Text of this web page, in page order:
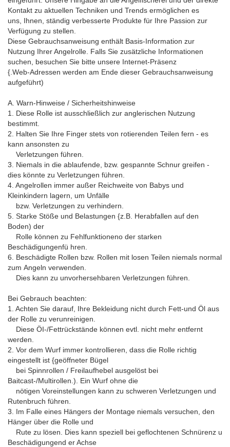
Kontakt zu aktuellen Techniken und Trends ermöglichen es
uns, Ihnen, ständig verbesserte Produkte für Ihre Passion zur
Verfügung zu stellen.
Diese Gebrauchsanweisung enthält Basis-Information zur
Nutzung Ihrer Angelrolle. Falls Sie zusätzliche Informationen
suchen, besuchen Sie bitte unsere Internet-Präsenz
{.Web-Adressen werden am Ende dieser Gebrauchsanweisung
aufgeführt)
A. Warn-Hinweise / Sicherheitshinweise
1. Diese Rolle ist ausschließlich zur anglerischen Nutzung
bestimmt.
2. Halten Sie Ihre Finger stets von rotierenden Teilen fern - es
kann ansonsten zu
Verletzungen führen.
3. Niemals in die ablaufende, bzw. gespannte Schnur greifen -
dies könnte zu Verletzungen führen.
4. Angelrollen immer außer Reichweite von Babys und
Kleinkindern lagern, um Unfälle
bzw. Verletzungen zu verhindern.
5. Starke Stöße und Belastungen {z.B. Herabfallen auf den
Boden) der
Rolle können zu Fehlfunktioneno der starken
Beschädigungenfü hren.
6. Beschädigte Rollen bzw. Rollen mit losen Teilen niemals normal
zum Angeln verwenden.
Dies kann zu unvorhersehbaren Verletzungen führen.
Bei Gebrauch beachten:
1. Achten Sie darauf, Ihre Bekleidung nicht durch Fett-und Öl aus
der Rolle zu verunreinigen.
Diese ÖI-/Fettrückstände können evtl. nicht mehr entfernt
werden.
2. Vor dem Wurf immer kontrollieren, dass die Rolle richtig
eingestellt ist {geöffneter Bügel
bei Spinnrollen / Freilaufhebel ausgelöst bei
Baitcast-/Multirollen.). Ein Wurf ohne die
nötigen Voreinstellungen kann zu schweren Verletzungen und
Rutenbruch führen.
3. Im Falle eines Hängers der Montage niemals versuchen, den
Hänger über die Rolle und
Rute zu lösen. Dies kann speziell bei geflochtenen Schnürenz u
Beschädigungend er Achse